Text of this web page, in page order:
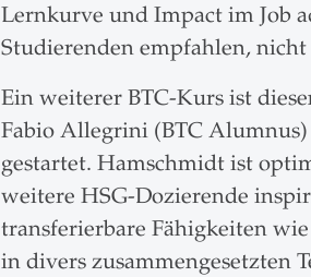
Lernkurve und Impact im Job
Studierenden empfahlen, nicht
Ein weiterer BTC-Kurs ist
Fabio Allegrini (BTC Alumnus)
gestartet. Hamschmidt ist
weitere HSG-Dozierende
transferierbare Fähigkeiten
in divers zusammengesetzten